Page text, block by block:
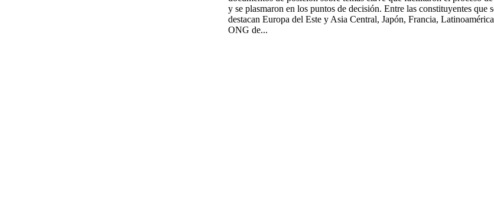
y se plasmaron en los puntos de decisión. Entre las constituyentes que
destacan Europa del Este y Asia Central, Japón, Francia,
ONG de...